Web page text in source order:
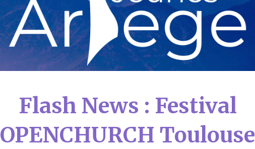
Flash News : Festival
OPENCHURCH Toulouse